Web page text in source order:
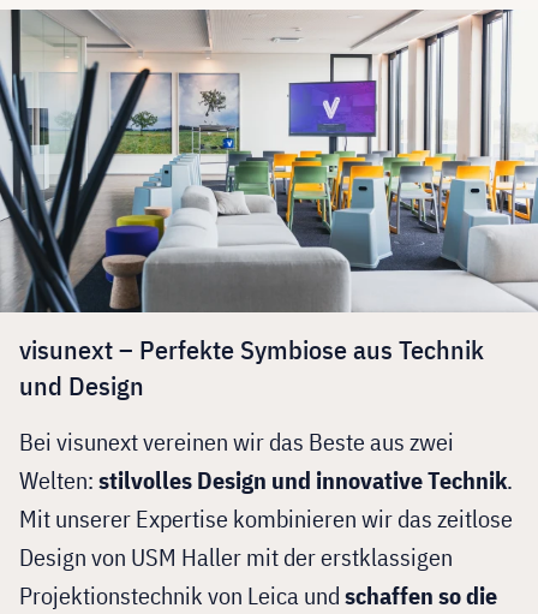
visunext – Perfekte Symbiose aus Technik
und Design
Bei visunext vereinen wir das Beste aus zwei
Welten:stilvolles Design und innovative Technik.
Mit unserer Expertise kombinieren wir das zeitlose
Design von USM Haller mit der erstklassigen
Projektionstechnik von Leica undschaffen so die